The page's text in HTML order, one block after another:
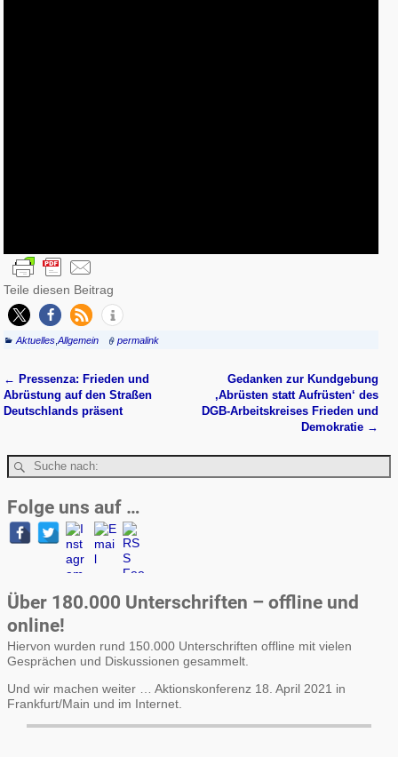
Teile diesen Beitrag
Aktuelles ,Allgemein permalink
Artikelnavigation
← Pressenza: Frieden und
Abrüstung auf den Straßen
Deutschlands präsent
Gedanken zur Kundgebung
‚Abrüsten statt Aufrüsten‘ des
DGB-Arbeitskreises Frieden und
Demokratie →
Folge uns auf …
Über 180.000 Unterschriften – offline und
online!
Hiervon wurden rund 150.000 Unterschriften offline mit vielen
Gesprächen und Diskussionen gesammelt.
Und wir machen weiter … Aktionskonferenz 18. April 2021 in
Frankfurt/Main und im Internet.